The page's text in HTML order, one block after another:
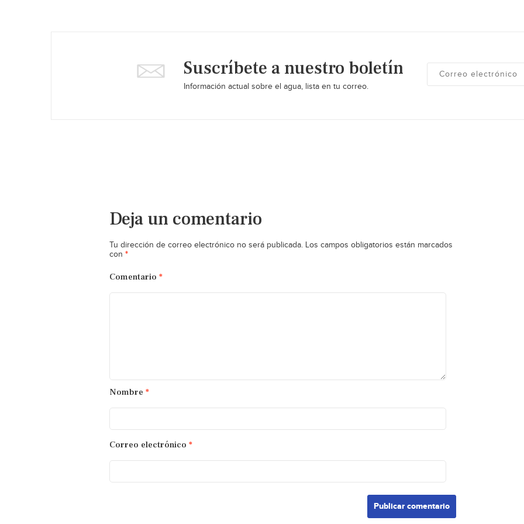
Suscríbete a nuestro boletín
Información actual sobre el agua, lista en tu correo.
Deja un comentario
Tu dirección de correo electrónico no será publicada. Los campos obligatorios están marcados
con *
Comentario *
Nombre *
Correo electrónico *